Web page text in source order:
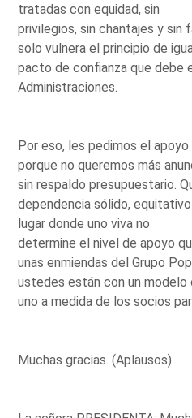
tratadas con equidad, sin
privilegios, sin chantajes y sin
solo vulnera el principio de
pacto de confianza que debe
Administraciones.
Por eso, les pedimos el
porque no queremos más
sin respaldo presupuestario.
dependencia sólido,
lugar donde uno viva no
determine el nivel de apoyo
unas enmiendas del Grupo
ustedes están con un modelo
uno a medida de los socios
Muchas gracias. (Aplausos).